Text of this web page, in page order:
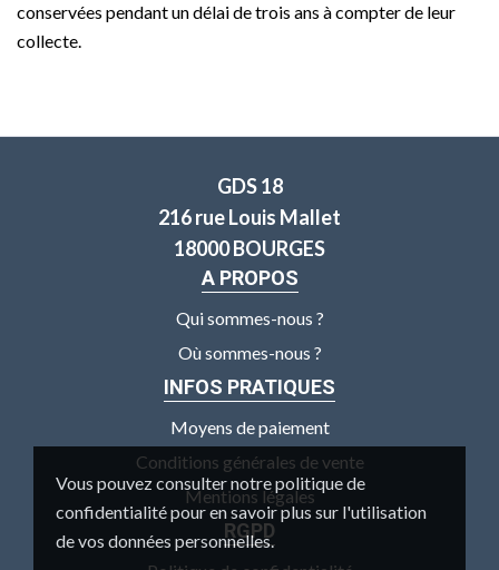
Vous pouvez consulter notre politique de
confidentialité pour en savoir plus sur l'utilisation
de vos données personnelles.
conservées pendant un délai de trois ans à compter de leur
collecte.
GDS 18
216 rue Louis Mallet
18000 BOURGES
A PROPOS
Qui sommes-nous ?
Où sommes-nous ?
INFOS PRATIQUES
Moyens de paiement
Conditions générales de vente
Mentions légales
RGPD